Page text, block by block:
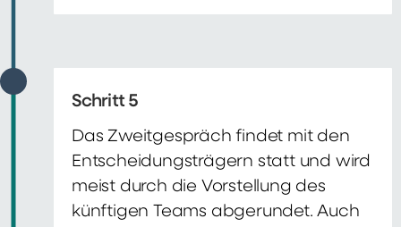
Schritt 5
Das Zweitgespräch findet mit den
Entscheidungsträgern statt und wird
meist durch die Vorstellung des
künftigen Teams abgerundet. Auch